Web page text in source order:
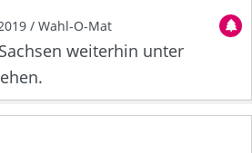
/ Wahl-O-Mat
weiterhin unter